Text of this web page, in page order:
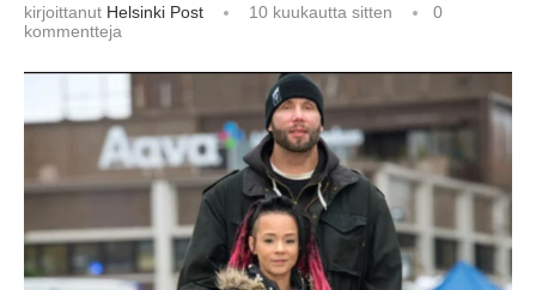
kirjoittanut Helsinki Post 10 kuukautta sitten
0
kommentteja